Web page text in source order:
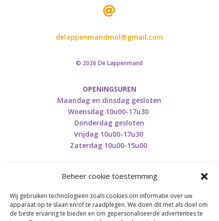
Beheer cookie toestemming
Wij gebruiken technologieën zoals cookies om informatie over uw
apparaat op te slaan en/of te raadplegen. We doen dit met als doel om
de beste ervaring te bieden en om gepersonaliseerde advertenties te

delappenmandmol@gmail.com
© 2026 De Lappenmand
OPENINGSUREN
Maandag en dinsdag gesloten
Woensdag 10u00-17u30
Donderdag gesloten
Vrijdag 10u00-17u30
Zaterdag 10u00-15u00
Retourneren en herroepen